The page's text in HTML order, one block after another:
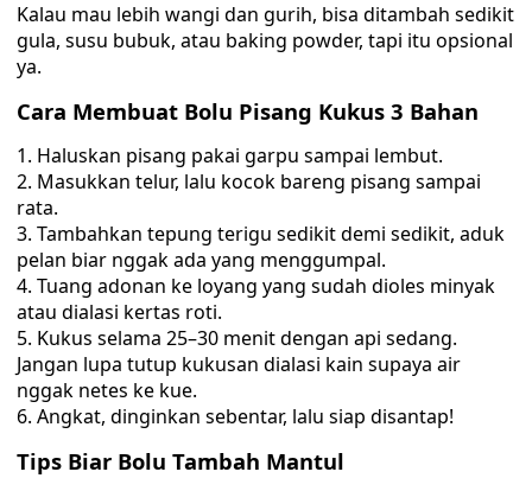
Kalau mau lebih wangi dan gurih, bisa ditambah sedikit
gula, susu bubuk, atau baking powder, tapi itu opsional
ya.
Cara Membuat Bolu Pisang Kukus 3 Bahan
Haluskan pisang pakai garpu sampai lembut.
Masukkan telur, lalu kocok bareng pisang sampai
rata.
Tambahkan tepung terigu sedikit demi sedikit, aduk
pelan biar nggak ada yang menggumpal.
Tuang adonan ke loyang yang sudah dioles minyak
atau dialasi kertas roti.
Kukus selama 25–30 menit dengan api sedang.
Jangan lupa tutup kukusan dialasi kain supaya air
nggak netes ke kue.
Angkat, dinginkan sebentar, lalu siap disantap!
Tips Biar Bolu Tambah Mantul